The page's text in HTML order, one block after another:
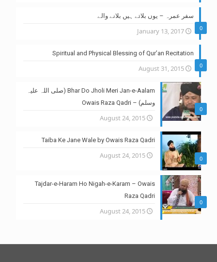
0
سفر عمرہ – یوں بلاتے ہیں بلانے والے
January 13, 2017
0
Spiritual and Physical Blessing of Qur’an Recitation
August 31, 2015
0
Bhar Do Jholi Meri Jan-e-Aalam (صلی اللہ علیہ
وسلم) – Owais Raza Qadri
August 24, 2015
0
Taiba Ke Jane Wale by Owais Raza Qadri
August 24, 2015
0
Tajdar-e-Haram Ho Nigah-e-Karam – Owais
Raza Qadri
August 24, 2015